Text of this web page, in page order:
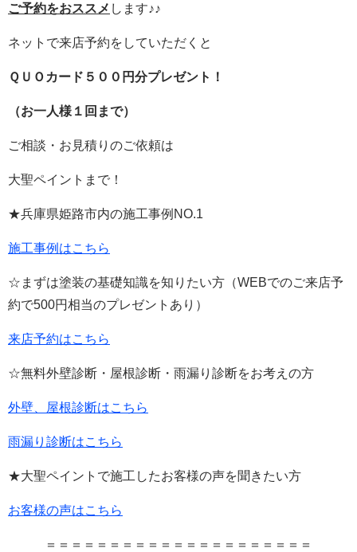
ご予約をおススメ します♪♪
ネットで来店予約をしていただくと
ＱＵＯカード５００円分プレゼント！
（お一人様１回まで）
ご相談・お見積りのご依頼は
大聖ペイントまで！
★兵庫県姫路市内の施工事例 NO.1
施工事例はこちら
☆まずは塗装の基礎知識を知りたい方（WEBでのご来店予
約で500円相当のプレゼントあり）
来店予約はこちら
☆無料外壁診断・屋根診断・雨漏り診断をお考えの方
外壁、屋根診断はこちら
雨漏り診断はこちら
★大聖ペイントで施工したお客様の声を聞きたい方
お客様の声はこちら
＝＝＝＝＝＝＝＝＝＝＝＝＝＝＝＝＝＝＝＝＝